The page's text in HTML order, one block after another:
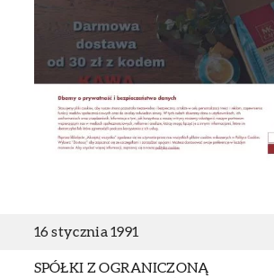
16 stycznia 1991
SPÓŁKI Z OGRANICZONĄ